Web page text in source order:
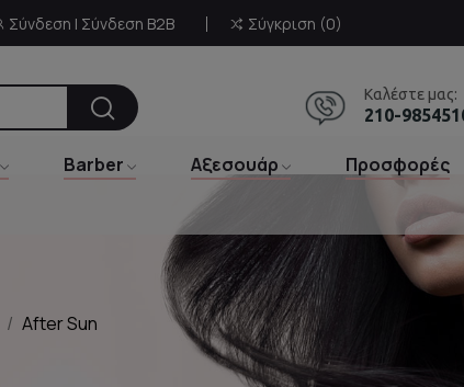
Σύνδεση | Σύνδεση B2B Σύγκριση 0
Καλέστε μας:
210-
Barber Αξεσουάρ Προσφορές
After Sun